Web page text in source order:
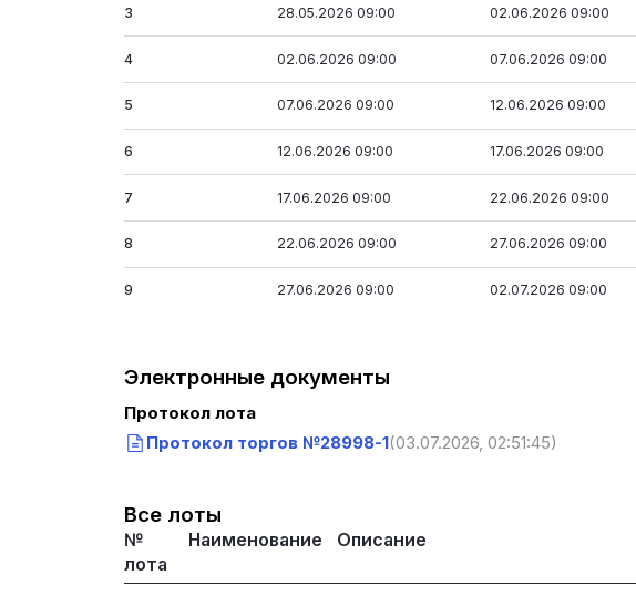
3 28.05.2026 09:00 02.06.2026 09:00
4 02.06.2026 09:00 07.06.2026 09:00
5 07.06.2026 09:00 12.06.2026 09:00
6 12.06.2026 09:00 17.06.2026 09:00
7 17.06.2026 09:00 22.06.2026 09:00
8 22.06.2026 09:00 27.06.2026 09:00
9 27.06.2026 09:00 02.07.2026 09:00
Электронные документы
Протокол лота
Протокол торгов №28998-1(03.07.2026, 02:51:45)
Все лоты
№
лота
Наименование Описание